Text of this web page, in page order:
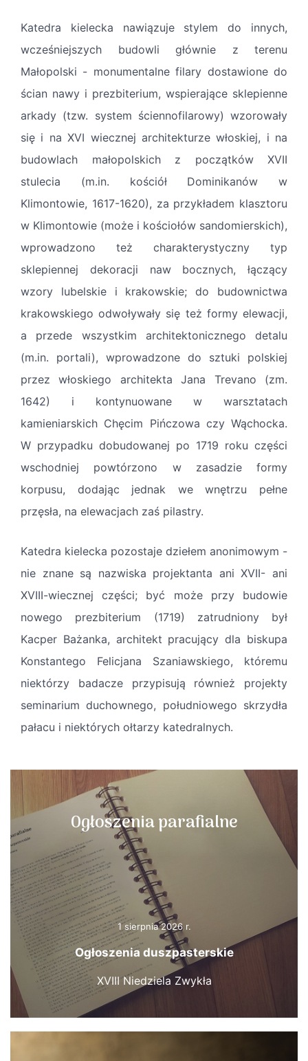
Katedra kielecka nawiązuje stylem do innych,
wcześniejszych budowli głównie z terenu
Małopolski - monumentalne filary dostawione do
ścian nawy i prezbiterium, wspierające sklepienne
arkady (tzw. system ściennofilarowy) wzorowały
się i na XVI ­wiecznej architekturze włoskiej, i na
budowlach małopolskich z początków XVII
stulecia (m.in. kościół Dominikanów w
Klimontowie, 1617-1620), za przykładem klasztoru
w Klimontowie (może i kościołów sandomierskich),
wprowadzono też charakterystyczny typ
sklepiennej dekoracji naw bocznych, łączący
wzory lubelskie i krakowskie; do budownictwa
krakowskiego odwoływały się też formy elewacji,
a przede wszystkim architektonicznego detalu
(m.in. portali), wprowadzone do sztuki polskiej
przez włoskiego architekta Jana Trevano (zm.
1642) i kontynuowane w warsztatach
kamieniarskich Chęcim Pińczowa czy Wąchocka.
W przypadku dobudowanej po 1719 roku części
wschodniej powtórzono w zasadzie formy
korpusu, dodając jednak we wnętrzu pełne
przęsła, na elewacjach zaś pilastry.
Katedra kielecka pozostaje dziełem anonimowym -
nie znane są nazwiska projektanta ani XVII- ani
XVIII-wiecznej części; być może przy budowie
nowego prezbiterium (1719) zatrudniony był
Kacper Bażanka, architekt pracujący dla biskupa
Konstantego Felicjana Szaniawskiego, któremu
niektórzy badacze przypisują również projekty
seminarium duchownego, południowego skrzydła
pałacu i niektórych ołtarzy katedralnych.
Ogłoszenia parafialne
1 sierpnia 2026 r.
Ogłoszenia duszpasterskie
XVIII Niedziela Zwykła